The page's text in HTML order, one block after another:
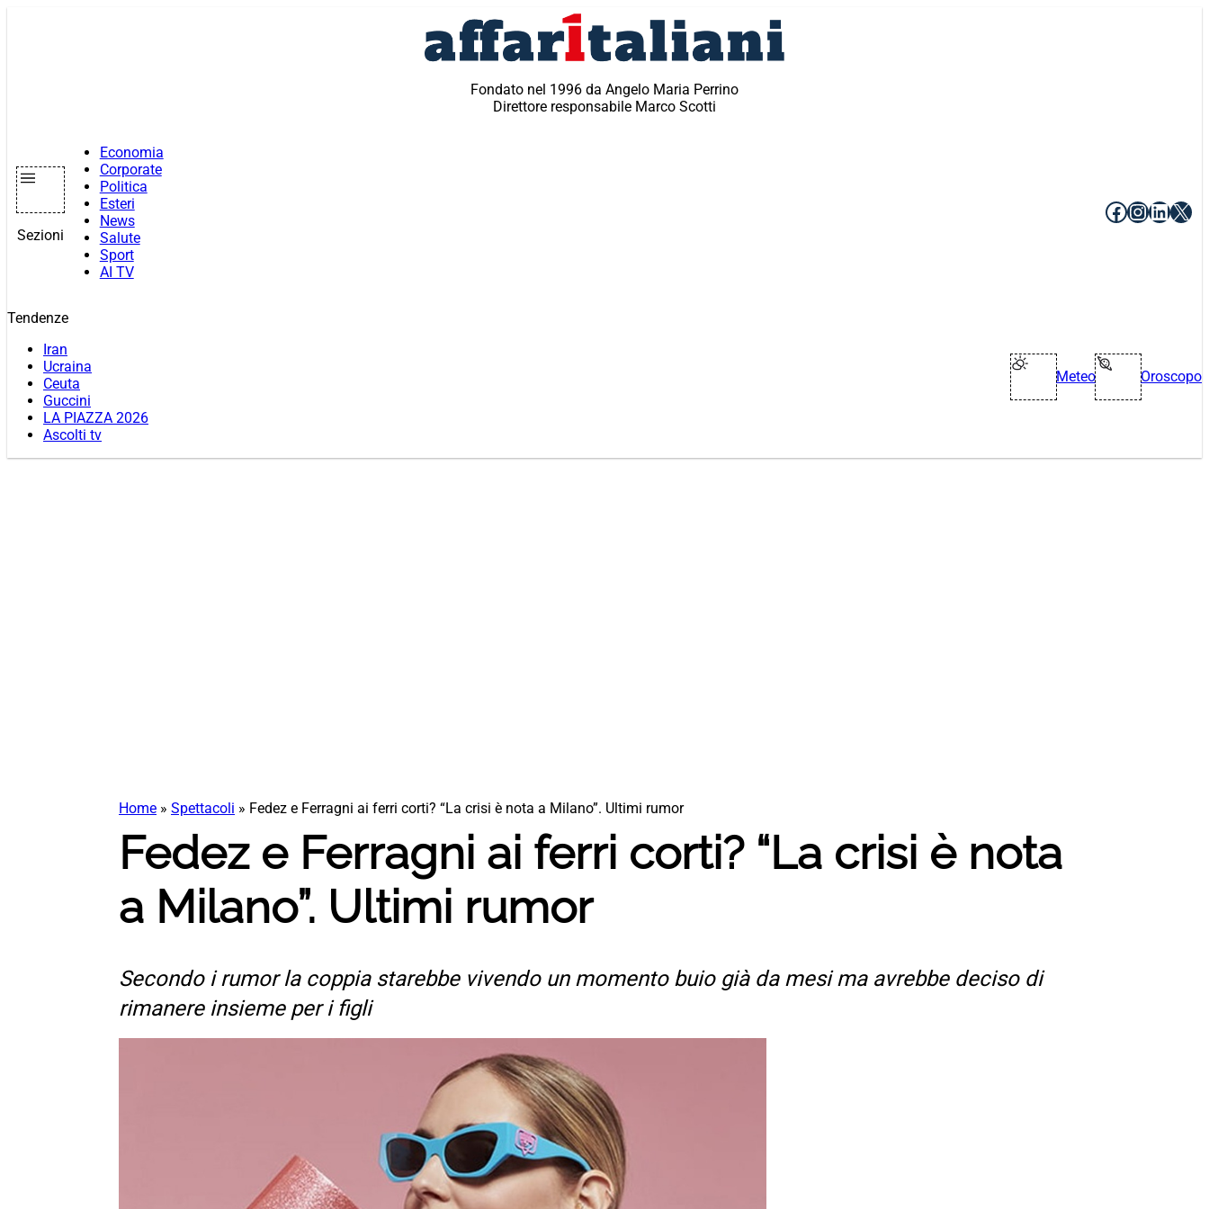
Fondato nel 1996 da Angelo Maria Perrino
Direttore responsabile Marco Scotti
Sezioni
Economia
Corporate
Politica
Esteri
News
Salute
Sport
AI TV
Facebook
X
Tendenze
Iran
Ucraina
Ceuta
Guccini
LA PIAZZA 2026
Ascolti tv
Meteo Oroscopo
Home » Spettacoli » Fedez e Ferragni ai ferri corti? “La crisi è nota a Milano”. Ultimi rumor
Fedez e Ferragni ai ferri corti? “La crisi è nota
a Milano”. Ultimi rumor
Secondo i rumor la coppia starebbe vivendo un momento buio già da mesi ma avrebbe deciso di
rimanere insieme per i figli